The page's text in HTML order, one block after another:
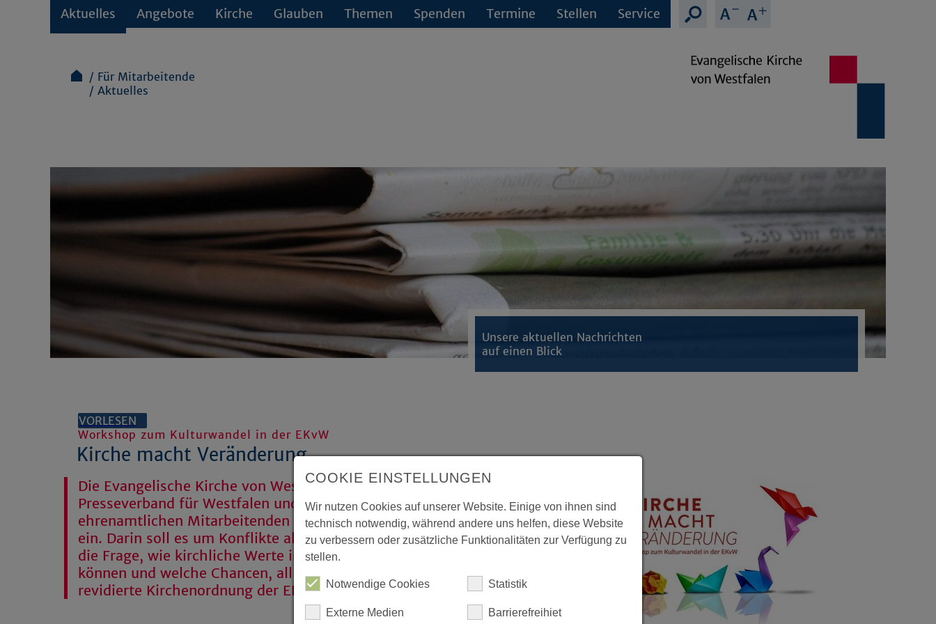
Aktuelles Angebote Kirche Glauben Themen Spenden Termine Stellen Service
Für Mitarbeitende
Aktuelles
Unsere aktuellen Nachrichten
auf einen Blick
VORLESEN
Workshop zum Kulturwandel in der EKvW
Kirche macht Veränderung
Die Evangelische Kirche von Westfalen und der Evangelische
Presseverband für Westfalen und Lippe laden alle haupt- und
ehrenamtlichen Mitarbeitenden zu einem gemeinsamen Workshop
ein. Darin soll es um Konflikte als Chance in kirchlichen Kulturen,
die Frage, wie kirchliche Werte im Handeln sichtbar werden
können und welche Chancen, all das besser zu ermöglichen, die
revidierte Kirchenordnung der EKvW bietet.
COOKIE EINSTELLUNGEN
Wir nutzen Cookies auf unserer Website. Einige von ihnen sind
technisch notwendig, während andere uns helfen, diese Website
zu verbessern oder zusätzliche Funktionalitäten zur Verfügung zu
stellen.
Notwendige Cookies Statistik
Externe Medien Barrierefreihiet